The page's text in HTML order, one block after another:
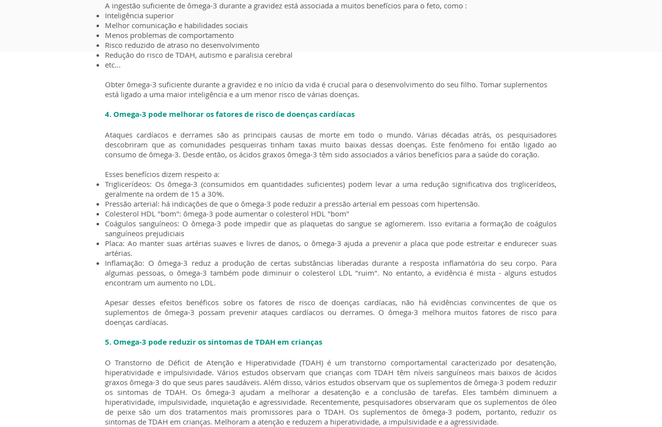
A ingestão suficiente de ômega-3 durante a gravidez está associada a muitos benefícios para o feto, como :
Inteligência superior
Melhor comunicação e habilidades sociais
Menos problemas de comportamento
Risco reduzido de atraso no desenvolvimento
Redução do risco de TDAH, autismo e paralisia cerebral
etc...
Obter ômega-3 suficiente durante a gravidez e no início da vida é crucial para o desenvolvimento do seu filho. Tomar suplementos
está ligado a uma maior inteligência e a um menor risco de várias doenças.
4. Omega-3 pode melhorar os fatores de risco de doenças cardíacas
Ataques cardíacos e derrames são as principais causas de morte em todo o mundo. Várias décadas atrás, os pesquisadores
descobriram que as comunidades pesqueiras tinham taxas muito baixas dessas doenças. Este fenômeno foi então ligado ao
consumo de ômega-3. Desde então, os ácidos graxos ômega-3 têm sido associados a vários benefícios para a saúde do coração.
Esses benefícios dizem respeito a:
Triglicerídeos: Os ômega-3 (consumidos em quantidades suficientes) podem levar a uma redução significativa dos triglicerídeos,
geralmente na ordem de 15 a 30%.
Pressão arterial: há indicações de que o ômega-3 pode reduzir a pressão arterial em pessoas com hipertensão.
Colesterol HDL "bom": ômega-3 pode aumentar o colesterol HDL "bom"
Coágulos sanguíneos: O ômega-3 pode impedir que as plaquetas do sangue se aglomerem. Isso evitaria a formação de coágulos
sanguíneos prejudiciais
Placa: Ao manter suas artérias suaves e livres de danos, o ômega-3 ajuda a prevenir a placa que pode estreitar e endurecer suas
artérias.
Inflamação: O ômega-3 reduz a produção de certas substâncias liberadas durante a resposta inflamatória do seu corpo. Para
algumas pessoas, o ômega-3 também pode diminuir o colesterol LDL "ruim". No entanto, a evidência é mista - alguns estudos
encontram um aumento no LDL.
Apesar desses efeitos benéficos sobre os fatores de risco de doenças cardíacas, não há evidências convincentes de que os
suplementos de ômega-3 possam prevenir ataques cardíacos ou derrames. O ômega-3 melhora muitos fatores de risco para
doenças cardíacas.
5. Omega-3 pode reduzir os sintomas de TDAH em crianças
O Transtorno de Déficit de Atenção e Hiperatividade (TDAH) é um transtorno comportamental caracterizado por desatenção,
hiperatividade e impulsividade. Vários estudos observam que crianças com TDAH têm níveis sanguíneos mais baixos de ácidos
graxos ômega-3 do que seus pares saudáveis. Além disso, vários estudos observam que os suplementos de ômega-3 podem reduzir
os sintomas de TDAH. Os ômega-3 ajudam a melhorar a desatenção e a conclusão de tarefas. Eles também diminuem a
hiperatividade, impulsividade, inquietação e agressividade. Recentemente, pesquisadores observaram que os suplementos de óleo
de peixe são um dos tratamentos mais promissores para o TDAH. Os suplementos de ômega-3 podem, portanto, reduzir os
sintomas de TDAH em crianças. Melhoram a atenção e reduzem a hiperatividade, a impulsividade e a agressividade.